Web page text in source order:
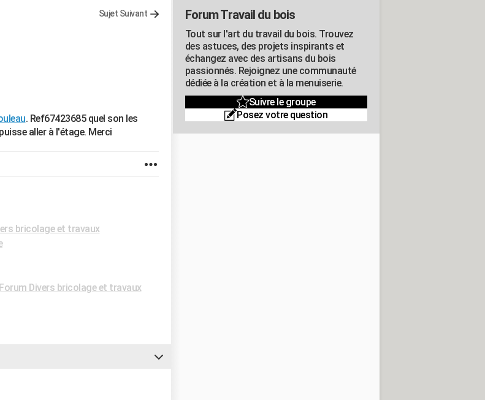
Sujet Suivant
. Ref67423685 quel son les
aller à l'étage. Merci
bricolage et travaux
Forum Divers bricolage et travaux
Forum Travail du bois
Tout sur l'art du travail du bois. Trouvez
des astuces, des projets inspirants et
échangez avec des artisans du bois
passionnés. Rejoignez une communauté
dédiée à la création et à la menuiserie.
Suivre le groupe
Posez votre question